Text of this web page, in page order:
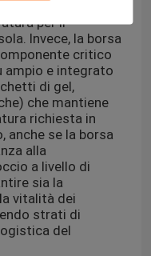
per il
Invece, la borsa
critico
ampio e integrato
di gel,
che mantiene
richiesta in
se la borsa
alla
a livello di
sia la
vitalità dei
strati di
del